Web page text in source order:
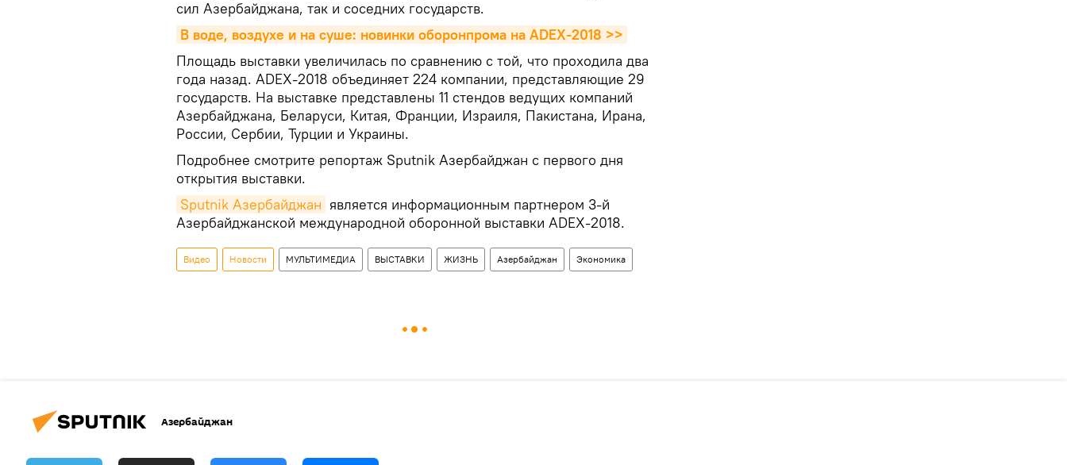
сил Азербайджана, так и соседних государств.
В воде, воздухе и на суше: новинки оборонпрома на ADEX-2018 >>
Площадь выставки увеличилась по сравнению с той, что проходила два
года назад. ADEX-2018 объединяет 224 компании, представляющие 29
государств. На выставке представлены 11 стендов ведущих компаний
Азербайджана, Беларуси, Китая, Франции, Израиля, Пакистана, Ирана,
России, Сербии, Турции и Украины.
Подробнее смотрите репортаж Sputnik Азербайджан с первого дня
открытия выставки.
Sputnik Азербайджан является информационным партнером 3-й
Азербайджанской международной оборонной выставки ADEX-2018.
Видео Новости МУЛЬТИМЕДИА ВЫСТАВКИ ЖИЗНЬ Азербайджан Экономика
Азербайджан